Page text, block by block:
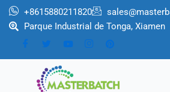
+8615880211820
Parque Industrial de Tonga, Xiamen